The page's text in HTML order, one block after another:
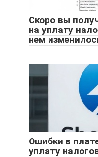
Скоро вы
на уплату
нем
Ошибки в
уплату